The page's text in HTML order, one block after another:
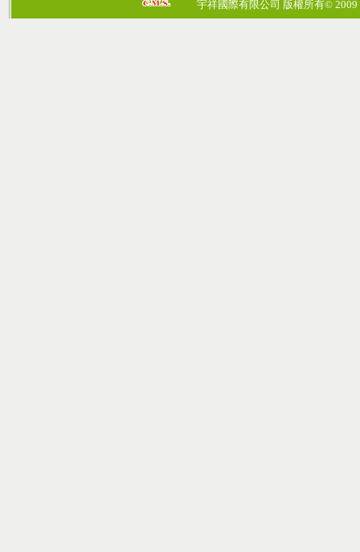
宇祥國際有限公司 版權所有© 2009